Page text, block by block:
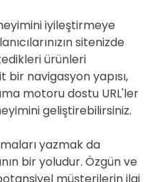
iyileştirmeye
sitenizde
ürünleri
navigasyon yapısı,
motoru dostu URL'ler
geliştirebilirsiniz.
yazmak da
bir yoludur. Özgün ve